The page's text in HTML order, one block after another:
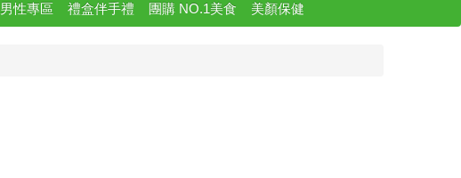
男性專區 禮盒伴手禮 團購 NO.1美食 美顏保健